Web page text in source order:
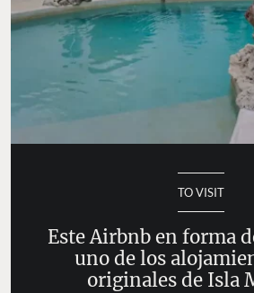
TO VISIT
Este Airbnb en forma
uno de los
originales de Isla